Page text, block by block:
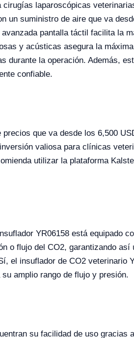
cirugías laparoscópicas
un suministro de aire que va
pantalla táctil facilita la
y acústicas asegura la
durante la operación. Además,
confiable.
que va desde los 6,500
valiosa para clínicas
utilizar la plataforma
YR06158 está equipado
o flujo del CO2, garantizando
el insuflador de CO2 veterinario
amplio rango de flujo y presión.
su facilidad de uso gracias